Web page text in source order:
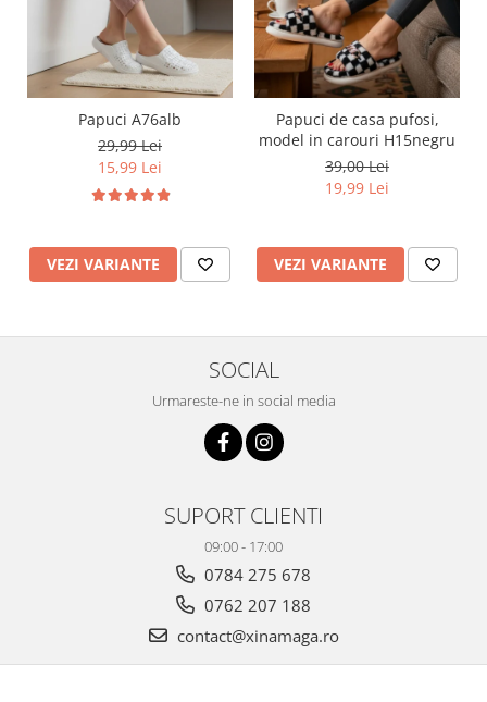
Papuci A76alb
29,99 Lei
15,99 Lei
VEZI VARIANTE
Papuci de casa pufosi,
model in carouri H15negru
39,00 Lei
19,99 Lei
VEZI VARIANTE
SOCIAL
Urmareste-ne in social media
SUPORT CLIENTI
09:00 - 17:00
0784 275 678
0762 207 188
contact@xinamaga.ro